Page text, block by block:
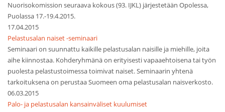
Nuorisokomission seuraava kokous (93. IJKL) järjestetään Opolessa,
Puolassa 17.-19.4.2015.
17.04.2015
Pelastusalan naiset -seminaari
Seminaari on suunnattu kaikille pelastusalan naisille ja miehille, joita
aihe kiinnostaa. Kohderyhmänä on erityisesti vapaaehtoisena tai työn
puolesta pelastustoimessa toimivat naiset. Seminaarin yhtenä
tarkoituksena on perustaa Suomeen oma pelastusalan naisverkosto.
06.03.2015
Palo- ja pelastusalan kansainväliset kuulumiset